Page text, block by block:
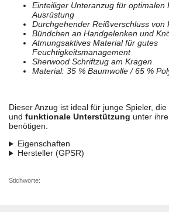
Einteiliger Unteranzug für optimalen
Ausrüstung
Durchgehender Reißverschluss von
Bündchen an Handgelenken und
Atmungsaktives Material für gutes
Feuchtigkeitsmanagement
Sherwood Schriftzug am Kragen
Material: 35 % Baumwolle / 65 %
Dieser Anzug ist ideal für junge Spieler, die
und funktionale Unterstützung unter
benötigen.
Eigenschaften
Hersteller (GPSR)
Stichworte: